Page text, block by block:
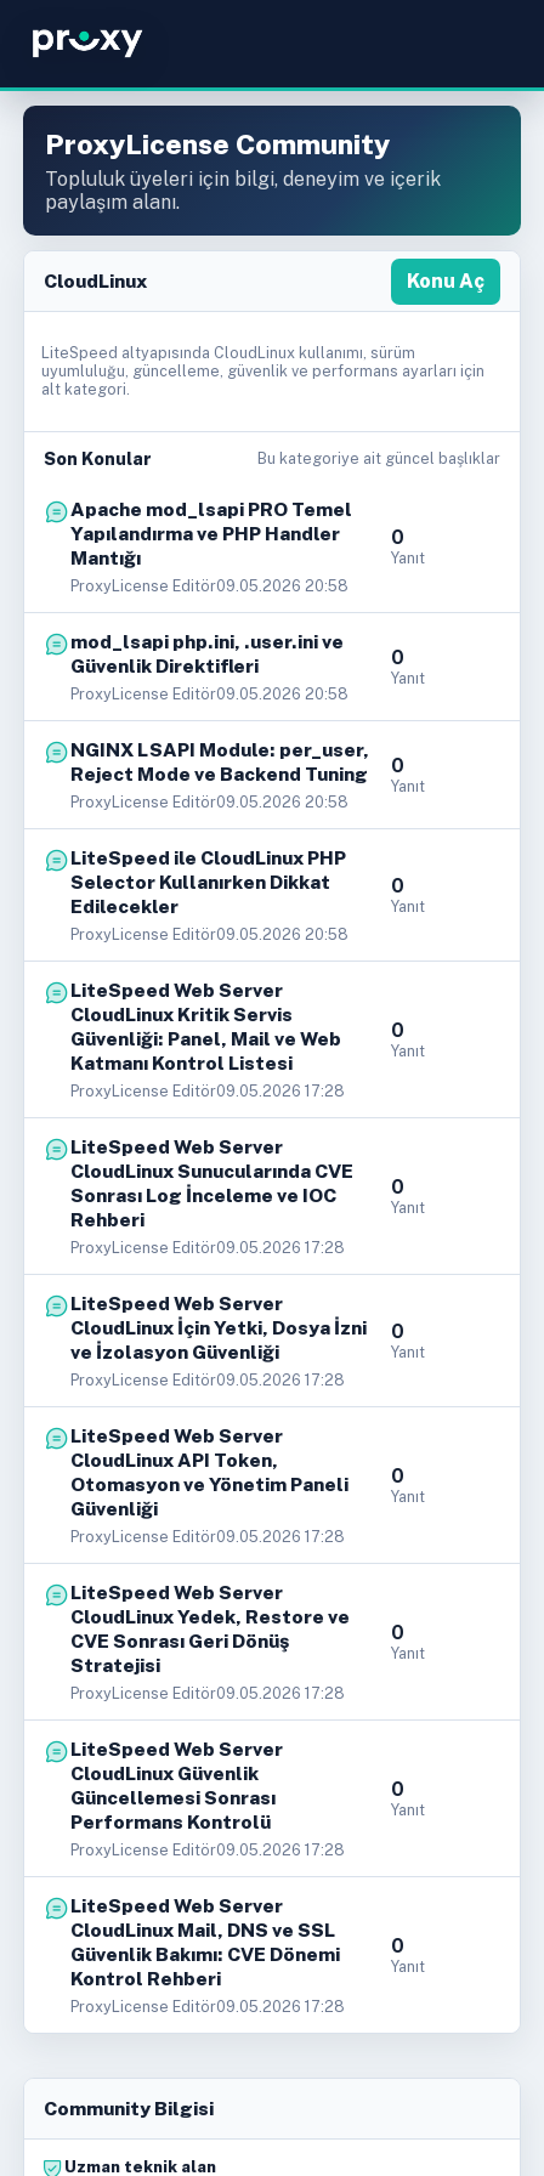
ProxyLicense Community
Topluluk üyeleri için bilgi, deneyim ve içerik
paylaşım alanı.
CloudLinux Konu Aç
LiteSpeed altyapısında CloudLinux kullanımı, sürüm
uyumluluğu, güncelleme, güvenlik ve performans ayarları için
alt kategori.
Son Konular Bu kategoriye ait güncel başlıklar
Apache mod_lsapi PRO Temel
Yapılandırma ve PHP Handler
Mantığı
ProxyLicense Editör09.05.2026 20:58
0
Yanıt
mod_lsapi php.ini, .user.ini ve
Güvenlik Direktifleri
ProxyLicense Editör09.05.2026 20:58
0
Yanıt
NGINX LSAPI Module: per_user,
Reject Mode ve Backend Tuning
ProxyLicense Editör09.05.2026 20:58
0
Yanıt
LiteSpeed ile CloudLinux PHP
Selector Kullanırken Dikkat
Edilecekler
ProxyLicense Editör09.05.2026 20:58
0
Yanıt
LiteSpeed Web Server
CloudLinux Kritik Servis
Güvenliği: Panel, Mail ve Web
Katmanı Kontrol Listesi
ProxyLicense Editör09.05.2026 17:28
0
Yanıt
LiteSpeed Web Server
CloudLinux Sunucularında CVE
Sonrası Log İnceleme ve IOC
Rehberi
ProxyLicense Editör09.05.2026 17:28
0
Yanıt
LiteSpeed Web Server
CloudLinux İçin Yetki, Dosya İzni
ve İzolasyon Güvenliği
ProxyLicense Editör09.05.2026 17:28
0
Yanıt
LiteSpeed Web Server
CloudLinux API Token,
Otomasyon ve Yönetim Paneli
Güvenliği
ProxyLicense Editör09.05.2026 17:28
0
Yanıt
LiteSpeed Web Server
CloudLinux Yedek, Restore ve
CVE Sonrası Geri Dönüş
Stratejisi
ProxyLicense Editör09.05.2026 17:28
0
Yanıt
LiteSpeed Web Server
CloudLinux Güvenlik
Güncellemesi Sonrası
Performans Kontrolü
ProxyLicense Editör09.05.2026 17:28
0
Yanıt
LiteSpeed Web Server
CloudLinux Mail, DNS ve SSL
Güvenlik Bakımı: CVE Dönemi
Kontrol Rehberi
ProxyLicense Editör09.05.2026 17:28
0
Yanıt
Community Bilgisi
Uzman teknik alan